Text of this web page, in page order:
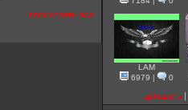
посмотреть все
LAM
6979 | 0
добавить |